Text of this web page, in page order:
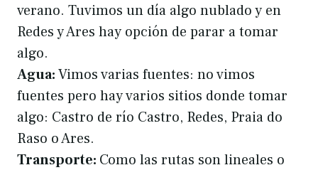
verano. Tuvimos un día algo nublado y en
Redes y Ares hay opción de parar a tomar
algo.
Agua:Vimos varias fuentes: no vimos
fuentes pero hay varios sitios donde tomar
algo: Castro de río Castro, Redes, Praia do
Raso o Ares.
Transporte: Como las rutas son lineales o